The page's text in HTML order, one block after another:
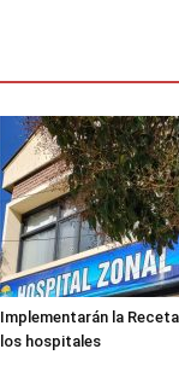
Implementarán la
los hospitales